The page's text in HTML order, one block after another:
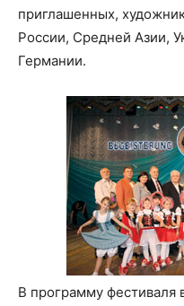
приглашенных,
России, Средней Азии,
Германии.
В программу